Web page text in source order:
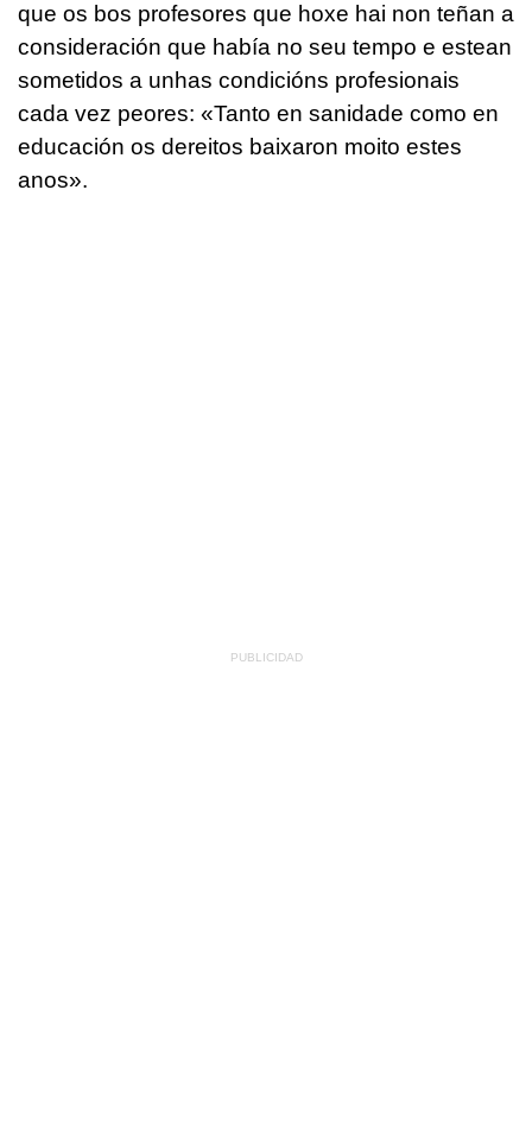
que os bos profesores que hoxe hai non teñan a
consideración que había no seu tempo e estean
sometidos a unhas condicións profesionais
cada vez peores: «Tanto en sanidade como en
educación os dereitos baixaron moito estes
anos».